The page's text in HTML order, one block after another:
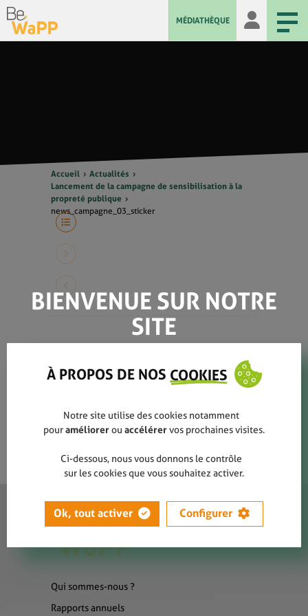
MÉDIATHÈQUE
Accueil
Actualités
Lancement de la campagne de sensibilisation à la
propreté publique
news_campagne_03_sticker
news_campagne_03_sticker
Qui sommes-nous ?
Rapports annuels
BIENVENUE SUR NOTRE
SITE
À PROPOS DE NOS COOKIES
Notre site utilise des cookies notamment
pouraméliorerou accélérervos prochaines visites.
Ci-dessous, nous vous donnons le contrôle
sur les cookies que vous souhaitez activer.
Ok, tout activer Configurer